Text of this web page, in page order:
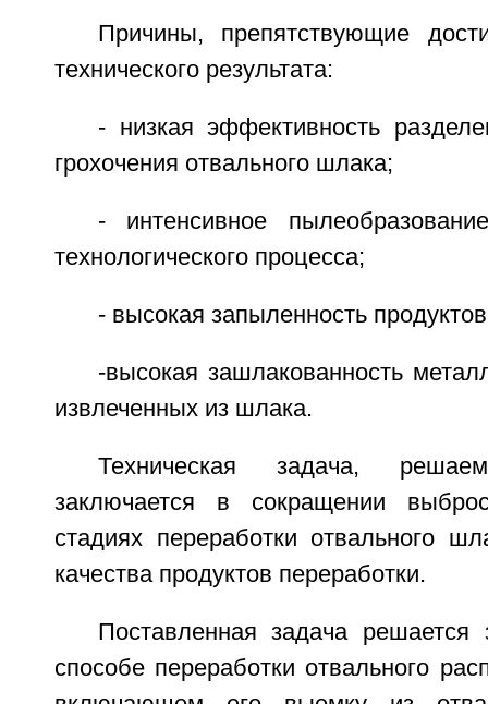
Причины, препятствующие
технического результата:
- низкая эффективность
грохочения отвального шлака;
- интенсивное
технологического процесса;
- высокая запыленность
-высокая зашлакованность
извлеченных из шлака.
Техническая задача,
заключается в сокращении
стадиях переработки отвального
качества продуктов переработки.
Поставленная задача
способе переработки отвального